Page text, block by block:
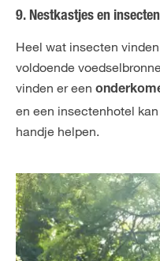
9. Nestkastjes en
Heel wat insecten
voldoende
vinden er een
en een insectenhotel
handje helpen.